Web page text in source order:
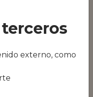
externo, como